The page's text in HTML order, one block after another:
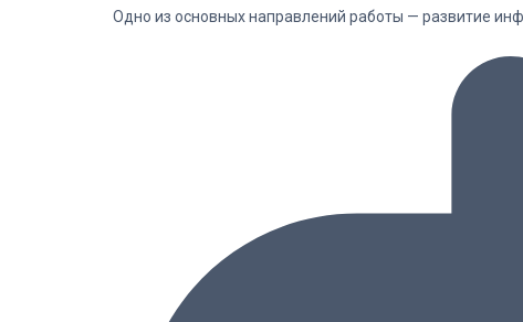
Одно из основных направлений работы — развитие